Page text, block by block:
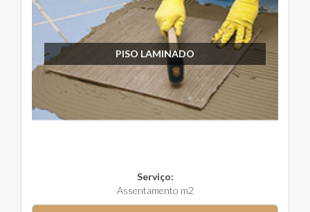
PISO LAMINADO
Serviço:
Assentamento m2